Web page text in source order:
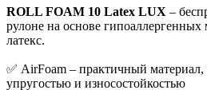
ROLL FOAM 10 Latex LUX –
рулоне на основе
латекс.
✅ AirFoam – практичный
упругостью и износостойкостью